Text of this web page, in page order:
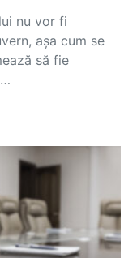
nu vor fi
așa cum se
să fie